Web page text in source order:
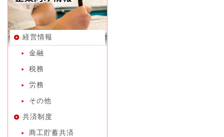
経営情報
金融
税務
労務
その他
共済制度
商工貯蓄共済